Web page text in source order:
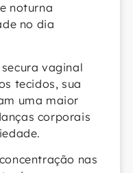
noturna
no dia
vaginal
tecidos, sua
uma maior
corporais
nas